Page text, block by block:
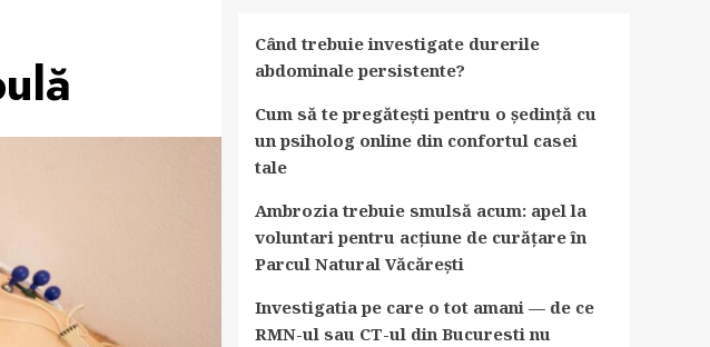
Când trebuie investigate durerile
abdominale persistente?
Cum să te pregătești pentru o ședință cu
un psiholog online din confortul casei
tale
Ambrozia trebuie smulsă acum: apel la
voluntari pentru acțiune de curățare în
Parcul Natural Văcărești
Investigatia pe care o tot amani — de ce
RMN-ul sau CT-ul din Bucuresti nu